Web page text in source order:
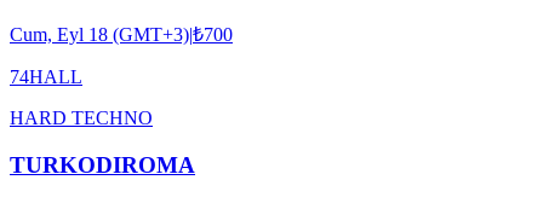
Cum, Eyl 18 (GMT+3)|₺700
74HALL
HARD TECHNO
TURKODIROMA